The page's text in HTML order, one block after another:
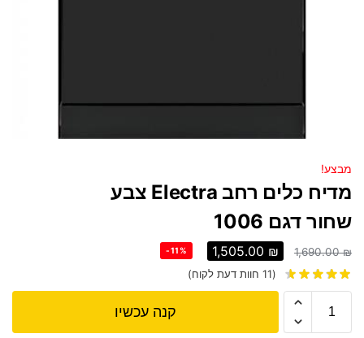
מבצע!
מדיח כלים רחב Electra צבע
שחור דגם 1006
1,690.00₪
1,505.00 ₪
-11%
(
11 חוות דעת לקוח)
קנה עכשיו